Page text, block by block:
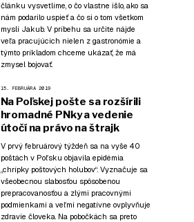
článku vysvetlíme, o čo vlastne išlo, ako sa
nám podarilo uspieť a čo si o tom všetkom
myslí Jakub. V príbehu sa určite nájde
veľa pracujúcich nielen z gastronómie a
týmto príkladom chceme ukázať, že má
zmysel bojovať.
15. FEBRUÁRA 2019
Na Poľskej pošte sa rozšírili
hromadné PNky a vedenie
útočí na právo na štrajk
V prvý februárový týždeň sa na vyše 40
poštách v Poľsku objavila epidémia
„chrípky poštových holubov“. Vyznačuje sa
všeobecnou slabosťou spôsobenou
prepracovanosťou a zlými pracovnými
podmienkami a veľmi negatívne ovplyvňuje
zdravie človeka. Na pobočkách sa preto